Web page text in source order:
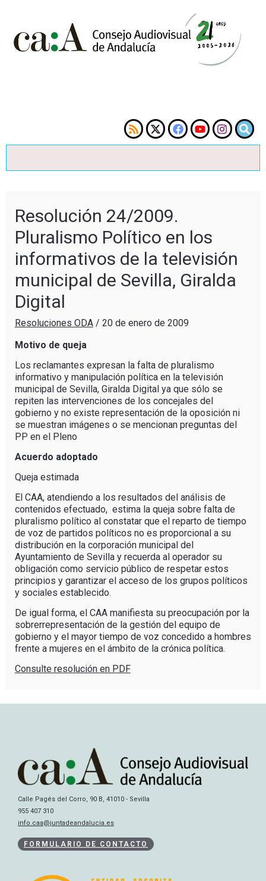
Resolución 24/2009.
Pluralismo Político en los
informativos de la televisión
municipal de Sevilla, Giralda
Digital
Resoluciones ODA/ 20 de enero de 2009
Motivo de queja
Los reclamantes expresan la falta de pluralismo
informativo y manipulación política en la televisión
municipal de Sevilla, Giralda Digital ya que sólo se
repiten las intervenciones de los concejales del
gobierno y no existe representación de la oposición ni
se muestran imágenes o se mencionan preguntas del
PP en el Pleno
Acuerdo adoptado
Queja estimada
El CAA, atendiendo a los resultados del análisis de
contenidos efectuado, estima la queja sobre falta de
pluralismo político al constatar que el reparto de tiempo
de voz de partidos políticos no es proporcional a su
distribución en la corporación municipal del
Ayuntamiento de Sevilla y recuerda al operador su
obligación como servicio público de respetar estos
principios y garantizar el acceso de los grupos políticos
y sociales establecido.
De igual forma, el CAA manifiesta su preocupación por la
sobrerrepresentación de la gestión del equipo de
gobierno y el mayor tiempo de voz concedido a hombres
frente a mujeres en el ámbito de la crónica política.
Consulte resolución en PDF
Calle Pagés del Corro, 90 B, 41010 - Sevilla
955 407 310
info.caa@juntadeandalucia.es
FORMULARIO DE CONTACTO